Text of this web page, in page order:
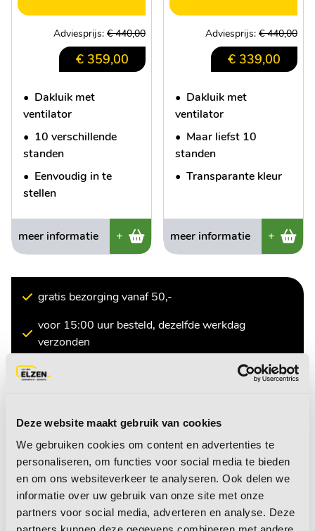
Deze website maakt gebruik van cookies
We gebruiken cookies om content en advertenties te
personaliseren, om functies voor social media te bieden
en om ons websiteverkeer te analyseren. Ook delen we
informatie over uw gebruik van onze site met onze
partners voor social media, adverteren en analyse. Deze
Adviesprijs: € 440,00
€ 359,00
• Dakluik met
ventilator
• 10 verschillende
standen
• Eenvoudig in te
stellen
meer informatie +
Adviesprijs: € 440,00
€ 339,00
• Dakluik met
ventilator
• Maar liefst 10
standen
• Transparante kleur
meer informatie +
gratis bezorging vanaf 50,-
voor 15:00 uur besteld, dezelfde werkdag
verzonden
10.000+ producten op voorraad